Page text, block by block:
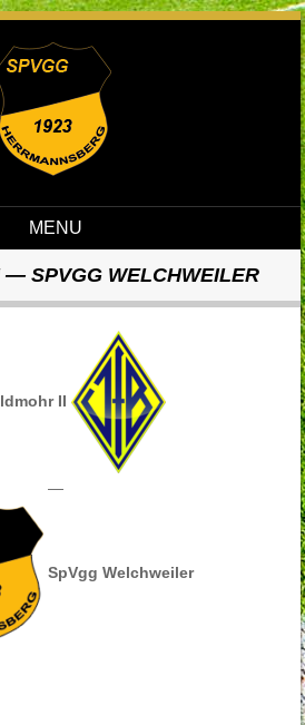
MENU
— SPVGG WELCHWEILER
II
—
SpVgg Welchweiler